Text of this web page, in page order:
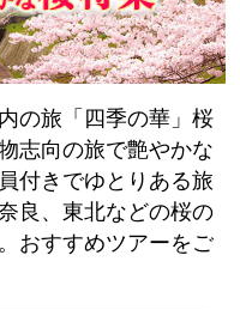
の旅「四季の華」桜
志向の旅で艶やかな
付きでゆとりある旅
良、東北などの桜の
おすすめツアーをご